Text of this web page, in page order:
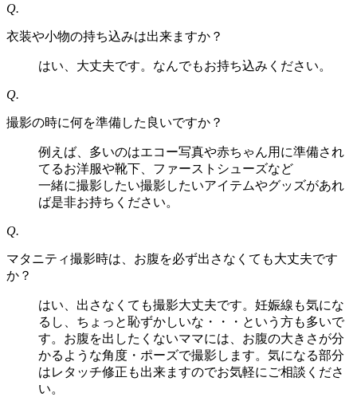
Q.
衣装や小物の持ち込みは出来ますか？
はい、大丈夫です。なんでもお持ち込みください。
Q.
撮影の時に何を準備した良いですか？
例えば、多いのはエコー写真や赤ちゃん用に準備され
てるお洋服や靴下、ファーストシューズなど
一緒に撮影したい撮影したいアイテムやグッズがあれ
ば是非お持ちください。
Q.
マタニティ撮影時は、お腹を必ず出さなくても大丈夫です
か？
はい、出さなくても撮影大丈夫です。妊娠線も気にな
るし、ちょっと恥ずかしいな・・・という方も多いで
す。お腹を出したくないママには、お腹の大きさが分
かるような角度・ポーズで撮影します。気になる部分
はレタッチ修正も出来ますのでお気軽にご相談くださ
い。